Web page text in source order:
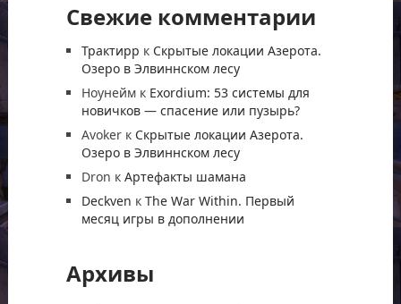
Свежие комментарии
Трактирр к Скрытые локации Азерота.
Озеро в Элвиннском лесу
Ноунеймк Exordium: 53 системы для
новичков — спасение или пузырь?
Avokerк Скрытые локации Азерота.
Озеро в Элвиннском лесу
Dron к Артефакты шамана
Deckven к The War Within. Первый
месяц игры в дополнении
Архивы